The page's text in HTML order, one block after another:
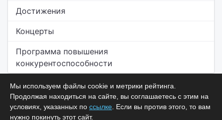
Достижения
Концерты
Программа повышения
конкурентоспособности
Мы используем файлы cookie и метрики рейтинга.
Продолжая находиться на сайте, вы соглашаетесь с этим на
условиях, указанных по ссылке . Если вы против этого, то вам
нужно покинуть этот сайт.